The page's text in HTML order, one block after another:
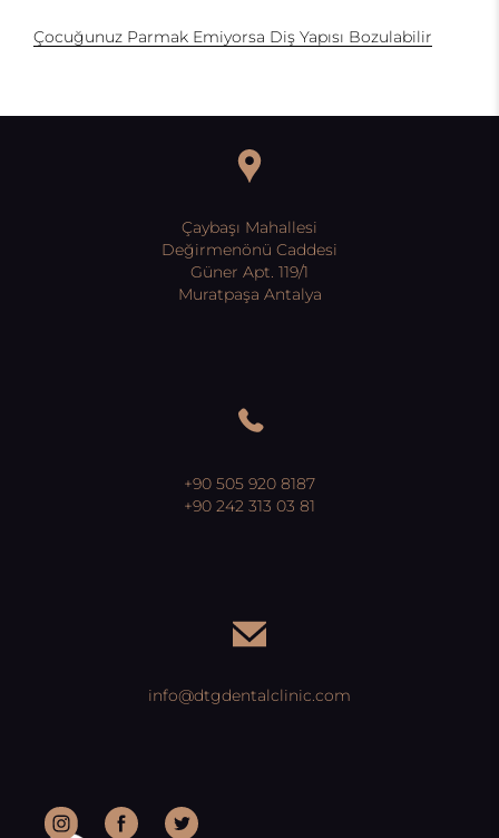
Çocuğunuz Parmak Emiyorsa Diş Yapısı Bozulabilir
Çaybaşı Mahallesi
Değirmenönü Caddesi
Güner Apt. 119/1
Muratpaşa Antalya
+90 505 920 8187
+90 242 313 03 81
info@dtgdentalclinic.com